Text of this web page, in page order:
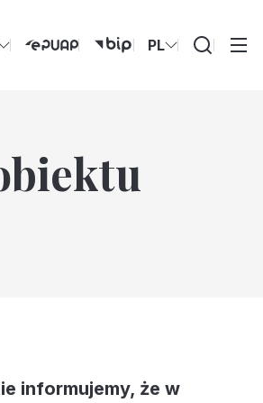
PL
informujemy, że w